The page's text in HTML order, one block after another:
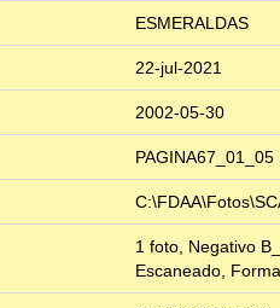
ESMERALDAS
22-jul-2021
2002-05-30
PAGINA67_01_05
1 foto, Negativo
Escaneado,